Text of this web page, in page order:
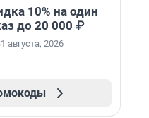
10% на один
до 20 000 ₽
августа, 2026